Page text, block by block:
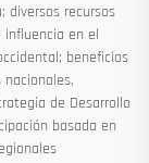
diversos recursos
en el
beneficios
de Desarrollo
basada en